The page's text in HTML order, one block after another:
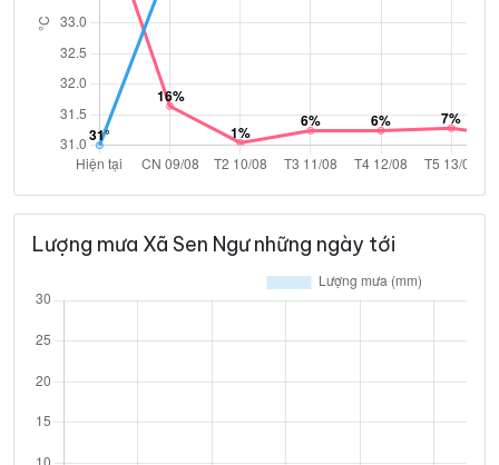
Lượng mưa Xã Sen Ngư những ngày tới